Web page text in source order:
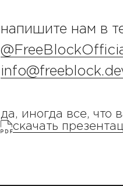
напишите нам в
да, иногда все, что
скачать